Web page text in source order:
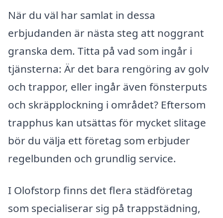
När du väl har samlat in dessa
erbjudanden är nästa steg att noggrant
granska dem. Titta på vad som ingår i
tjänsterna: Är det bara rengöring av golv
och trappor, eller ingår även fönsterputs
och skräpplockning i området? Eftersom
trapphus kan utsättas för mycket slitage
bör du välja ett företag som erbjuder
regelbunden och grundlig service.
I Olofstorp finns det flera städföretag
som specialiserar sig på trappstädning,